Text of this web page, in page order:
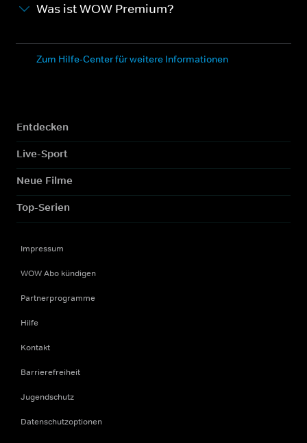
Was ist WOW Premium?
Zum Hilfe-Center für weitere Informationen
Entdecken
Live-Sport
Neue Filme
Top-Serien
Impressum
WOW Abo kündigen
Partnerprogramme
Hilfe
Kontakt
Barrierefreiheit
Jugendschutz
Datenschutzoptionen